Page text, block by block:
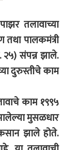
तलावाच्या
पालकमंत्री
२५) संपन्न झाले.
दुरुस्तीचे काम
काम १९९५
मुसळधार
झाले होते.